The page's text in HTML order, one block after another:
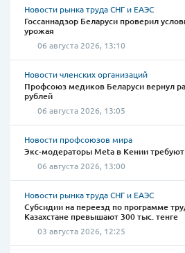
Новости рынка труда СНГ и ЕАЭС
Госсаннадзор Беларуси проверил
урожая
06 августа 2026, 13:10
Новости членских организаций
Профсоюз медиков Беларуси вернул
рублей
06 августа 2026, 13:05
Новости профсоюзов мира
Экс-модераторы Meta в Кении
06 августа 2026, 13:00
Новости рынка труда СНГ и ЕАЭС
Субсидии на переезд по программе
Казахстане превышают 300 тыс. тенге
03 августа 2026, 12:25